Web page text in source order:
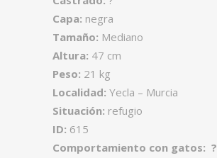
Capa: negra
Tamaño: Mediano
Altura: 47 cm
Peso: 21 kg
Localidad: Yecla – Murcia
Situación: refugio
ID: 615
Comportamiento con gatos: ?